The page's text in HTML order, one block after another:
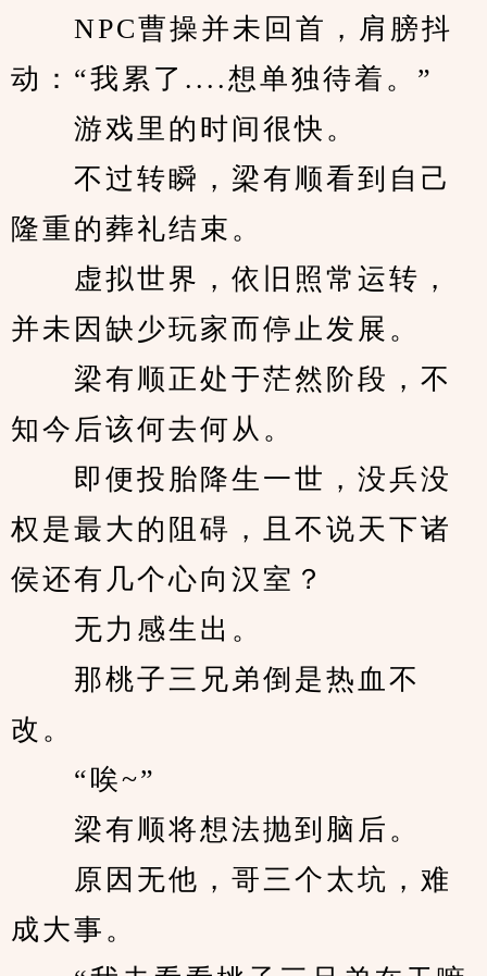
NPC曹操并未回首，肩膀抖
动：“我累了....想单独待着。”
游戏里的时间很快。
不过转瞬，梁有顺看到自己
隆重的葬礼结束。
虚拟世界，依旧照常运转，
并未因缺少玩家而停止发展。
梁有顺正处于茫然阶段，不
知今后该何去何从。
即便投胎降生一世，没兵没
权是最大的阻碍，且不说天下诸
侯还有几个心向汉室？
无力感生出。
那桃子三兄弟倒是热血不
改。
“唉~”
梁有顺将想法抛到脑后。
原因无他，哥三个太坑，难
成大事。